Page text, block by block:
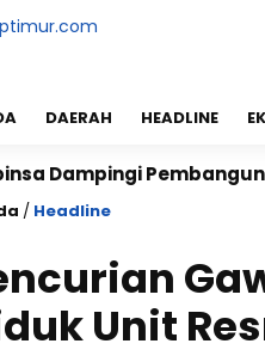
DAERAH HEADLINE
Pembangunan
/ Headline
Unit